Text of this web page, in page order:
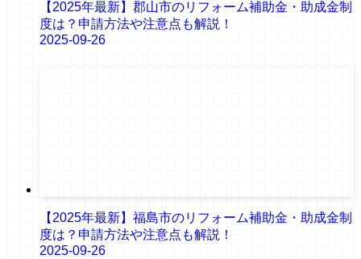
【2025年最新】郡山市のリフォーム補助金・助成金制
度は？申請方法や注意点も解説！
2025-09-26
【2025年最新】福島市のリフォーム補助金・助成金制
度は？申請方法や注意点も解説！
2025-09-26